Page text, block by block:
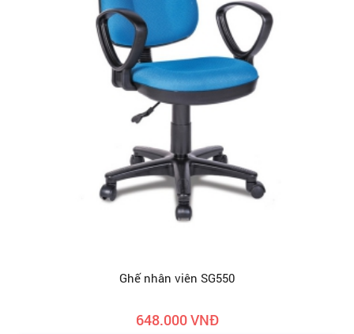
Ghế nhân viên SG550
648.000 VNĐ